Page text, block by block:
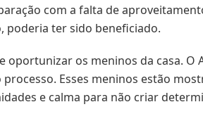
com a falta de
poderia ter sido beneficiado.
oportunizar os meninos da casa.
Esses meninos estão
e calma para não criar